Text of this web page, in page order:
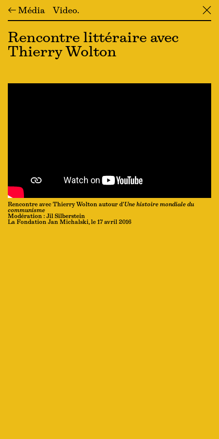
← Média Video ╳
Rencontre littéraire avec
Thierry Wolton
Rencontre avec Thierry Wolton autour d’Une histoire mondiale du
communisme
Modération : Jil Silberstein
La Fondation Jan Michalski, le 17 avril 2016